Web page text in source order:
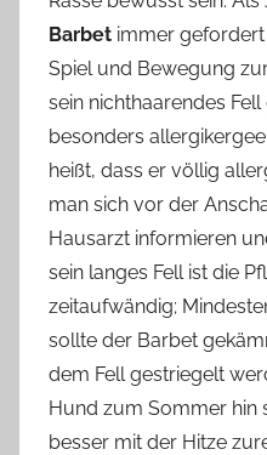
Barbet immer
Spiel und Bewegung
sein nichthaarendes
besonders
heißt, dass er völlig
man sich vor der
Hausarzt informieren
sein langes Fell ist die
zeitaufwändig;
sollte der Barbet
dem Fell gestriegelt
Hund zum Sommer hin
besser mit der Hitze